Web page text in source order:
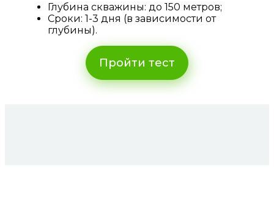
Глубина скважины: до 150 метров;
Сроки: 1-3 дня (в зависимости от
глубины).
Пройти тест